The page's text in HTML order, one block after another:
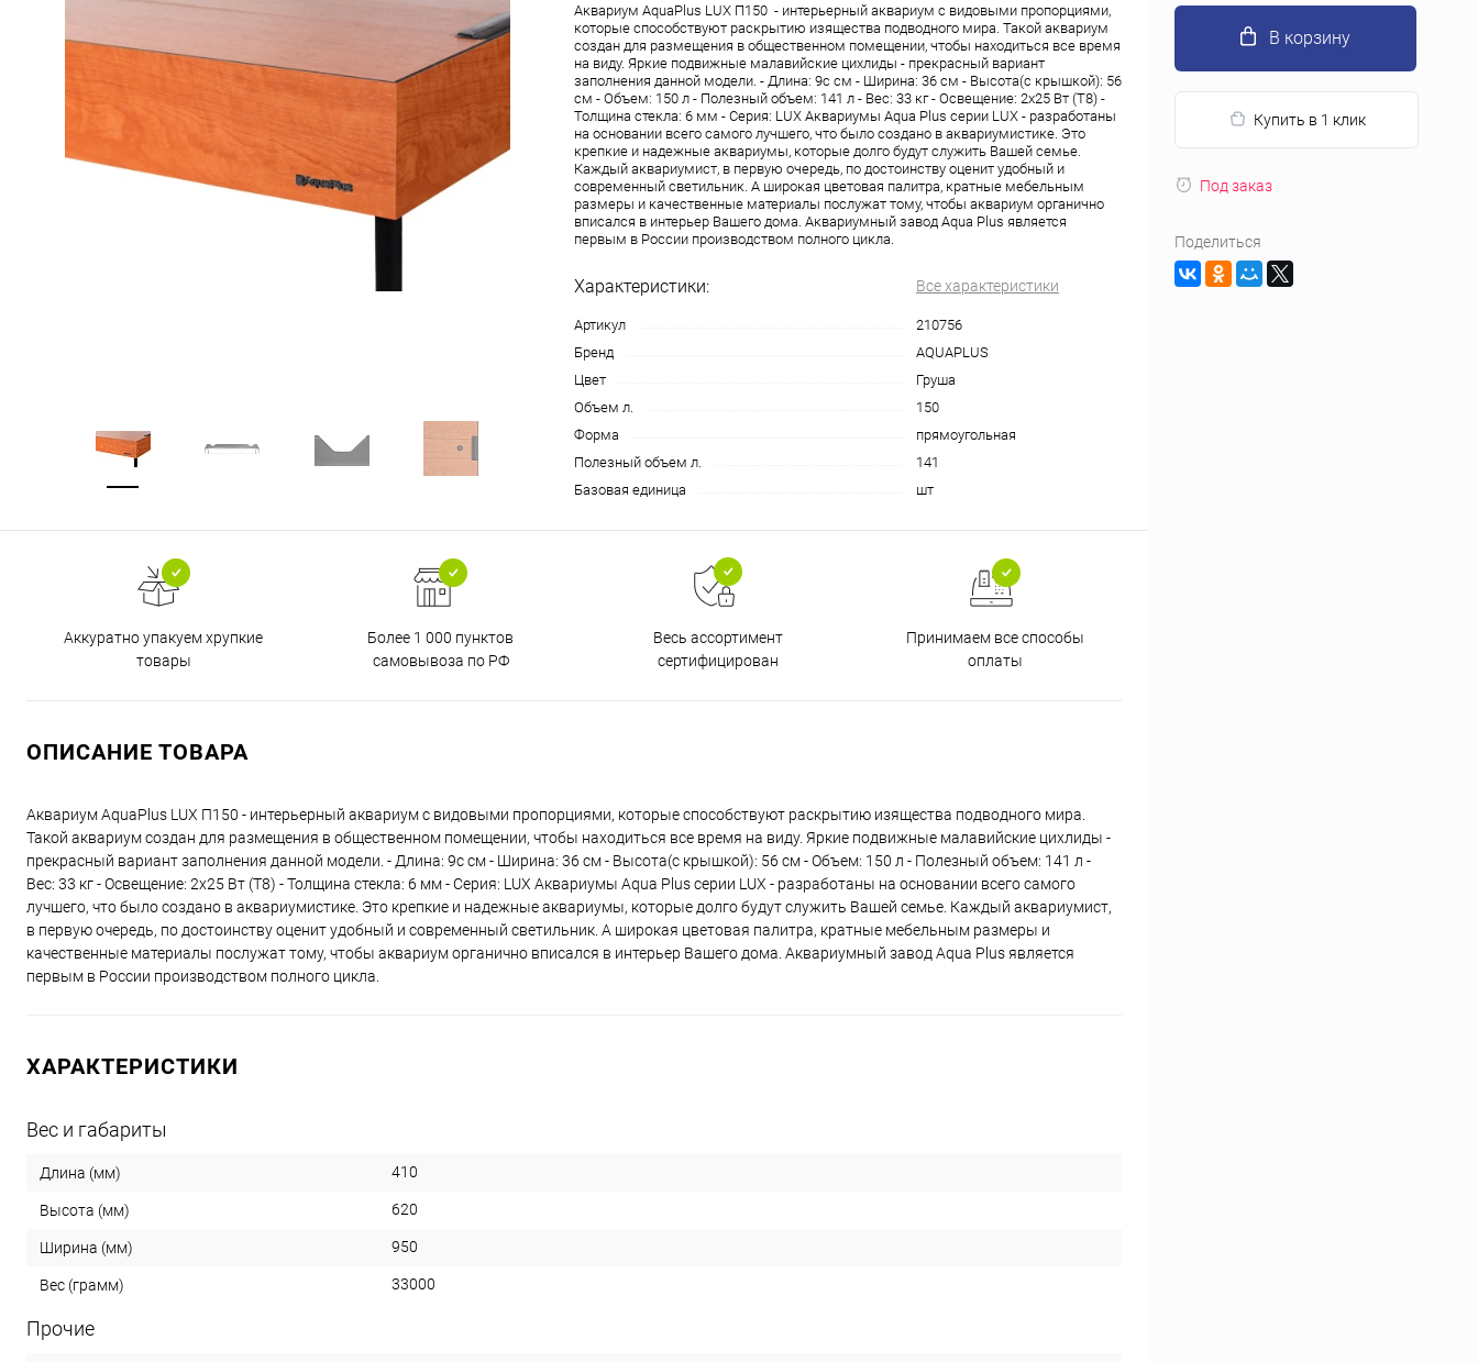
Аквариум AquaPlus LUX П150 - интерьерный аквариум с видовыми пропорциями,
которые способствуют раскрытию изящества подводного мира. Такой аквариум
создан для размещения в общественном помещении, чтобы находиться все время
на виду. Яркие подвижные малавийские цихлиды - прекрасный вариант
заполнения данной модели. - Длина: 9с см - Ширина: 36 см - Высота(с крышкой): 56
см - Объем: 150 л - Полезный объем: 141 л - Вес: 33 кг - Освещение: 2х25 Вт (Т8) -
Толщина стекла: 6 мм - Серия: LUX Аквариумы Aqua Plus серии LUX - разработаны
на основании всего самого лучшего, что было создано в аквариумистике. Это
крепкие и надежные аквариумы, которые долго будут служить Вашей семье.
Каждый аквариумист, в первую очередь, по достоинству оценит удобный и
современный светильник. А широкая цветовая палитра, кратные мебельным
размеры и качественные материалы послужат тому, чтобы аквариум органично
вписался в интерьер Вашего дома. Аквариумный завод Aqua Plus является
первым в России производством полного цикла.
Характеристики: Все характеристики
Артикул
210756
Бренд
AQUAPLUS
Цвет
Груша
Объем л.
150
Форма
прямоугольная
Полезный объем л.
141
Базовая единица
шт
Аккуратно упакуем хрупкие
товары
Более 1 000 пунктов
самовывоза по РФ
Весь ассортимент
сертифицирован
Принимаем все способы
оплаты
ОПИСАНИЕ ТОВАРА
Аквариум AquaPlus LUX П150 - интерьерный аквариум с видовыми пропорциями, которые способствуют раскрытию изящества подводного мира.
Такой аквариум создан для размещения в общественном помещении, чтобы находиться все время на виду. Яркие подвижные малавийские цихлиды -
прекрасный вариант заполнения данной модели. - Длина: 9с см - Ширина: 36 см - Высота(с крышкой): 56 см - Объем: 150 л - Полезный объем: 141 л -
Вес: 33 кг - Освещение: 2х25 Вт (Т8) - Толщина стекла: 6 мм - Серия: LUX Аквариумы Aqua Plus серии LUX - разработаны на основании всего самого
лучшего, что было создано в аквариумистике. Это крепкие и надежные аквариумы, которые долго будут служить Вашей семье. Каждый аквариумист,
в первую очередь, по достоинству оценит удобный и современный светильник. А широкая цветовая палитра, кратные мебельным размеры и
качественные материалы послужат тому, чтобы аквариум органично вписался в интерьер Вашего дома. Аквариумный завод Aqua Plus является
первым в России производством полного цикла.
ХАРАКТЕРИСТИКИ
Вес и габариты
Длина (мм) 410
Высота (мм) 620
Ширина (мм) 950
Вес (грамм) 33000
Прочие
В корзину
Купить в 1 клик
Под заказ
Поделиться